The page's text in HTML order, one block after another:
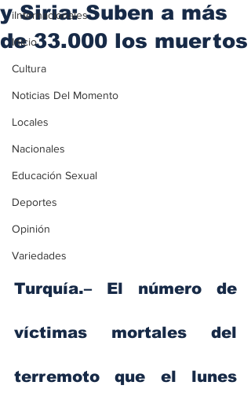
iInternacionales
Inicio
Cultura
Noticias Del Momento
Locales
Nacionales
Educación Sexual
Deportes
Opinión
Variedades
y Siria: Suben a más
de 33.000 los muertos
Turquía.– El número de
víctimas mortales del
terremoto que el lunes